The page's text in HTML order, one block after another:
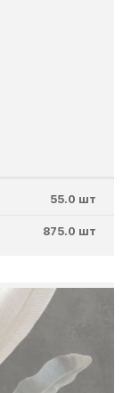
55.0 шт
875.0 шт